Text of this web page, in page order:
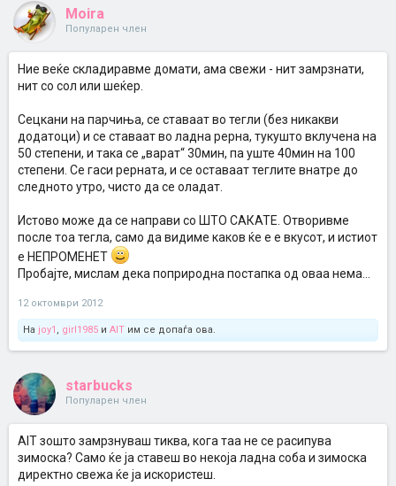
Moira
Популарен член
Ние веќе складиравме домати, ама свежи - нит замрзнати,
нит со сол или шеќер.
Сецкани на парчиња, се ставаат во тегли (без никакви
додатоци) и се ставаат во ладна рерна, тукушто вклучена на
50 степени, и така се „варат“ 30мин, па уште 40мин на 100
степени. Се гаси рерната, и се оставаат теглите внатре до
следното утро, чисто да се оладат.
Истово може да се направи со ШТО САКАТЕ. Отворивме
после тоа тегла, само да видиме каков ќе е е вкусот, и истиот
е НЕПРОМЕНЕТ
Пробајте, мислам дека поприродна постапка од оваа нема...
12 октомври 2012
На joy1 , girl1985 и AIT им се допаѓа ова.
starbucks
Популарен член
AIT зошто замрзнуваш тиква, кога таа не се расипува
зимоска? Само ќе ја ставеш во некоја ладна соба и зимоска
директно свежа ќе ја искористеш.